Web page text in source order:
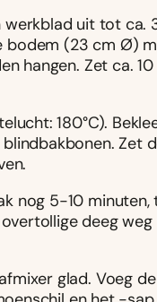
werkblad uit tot ca.
bodem (23 cm Ø)
hangen. Zet ca. 10
180°C).
Zet
nog 5-10
deeg
glad. Voeg de